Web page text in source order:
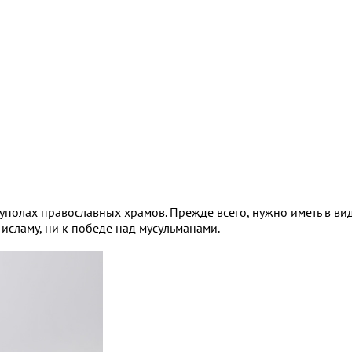
православных храмов. Прежде всего, нужно иметь в
ни к победе над мусульманами.